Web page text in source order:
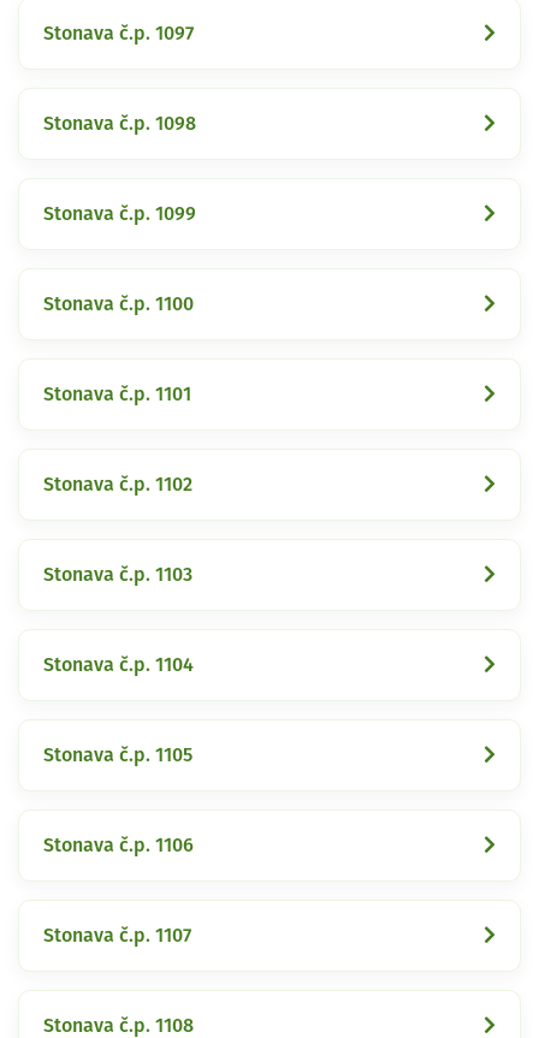
Stonava č.p. 1097
Stonava č.p. 1098
Stonava č.p. 1099
Stonava č.p. 1100
Stonava č.p. 1101
Stonava č.p. 1102
Stonava č.p. 1103
Stonava č.p. 1104
Stonava č.p. 1105
Stonava č.p. 1106
Stonava č.p. 1107
Stonava č.p. 1108